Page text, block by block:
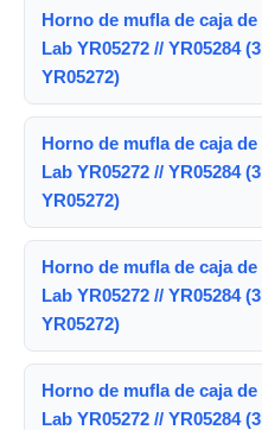
Horno de mufla de caja
Lab YR05272 // YR05284
YR05272)
Horno de mufla de caja
Lab YR05272 // YR05284
YR05272)
Horno de mufla de caja
Lab YR05272 // YR05284
YR05272)
Horno de mufla de caja
Lab YR05272 // YR05284